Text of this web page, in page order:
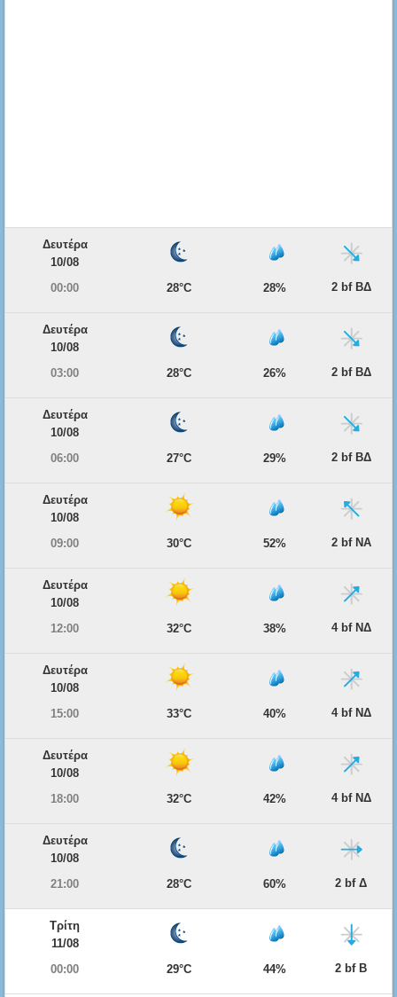
Δευτέρα
10/08
00:00
28°C 28% 2 bf ΒΔ
Δευτέρα
10/08
03:00
28°C 26% 2 bf ΒΔ
Δευτέρα
10/08
06:00
27°C 29% 2 bf ΒΔ
Δευτέρα
10/08
09:00
30°C 52% 2 bf ΝΑ
Δευτέρα
10/08
12:00
32°C 38% 4 bf ΝΔ
Δευτέρα
10/08
15:00
33°C 40% 4 bf ΝΔ
Δευτέρα
10/08
18:00
32°C 42% 4 bf ΝΔ
Δευτέρα
10/08
21:00
28°C 60% 2 bf Δ
Τρίτη
11/08
00:00
29°C 44% 2 bf Β